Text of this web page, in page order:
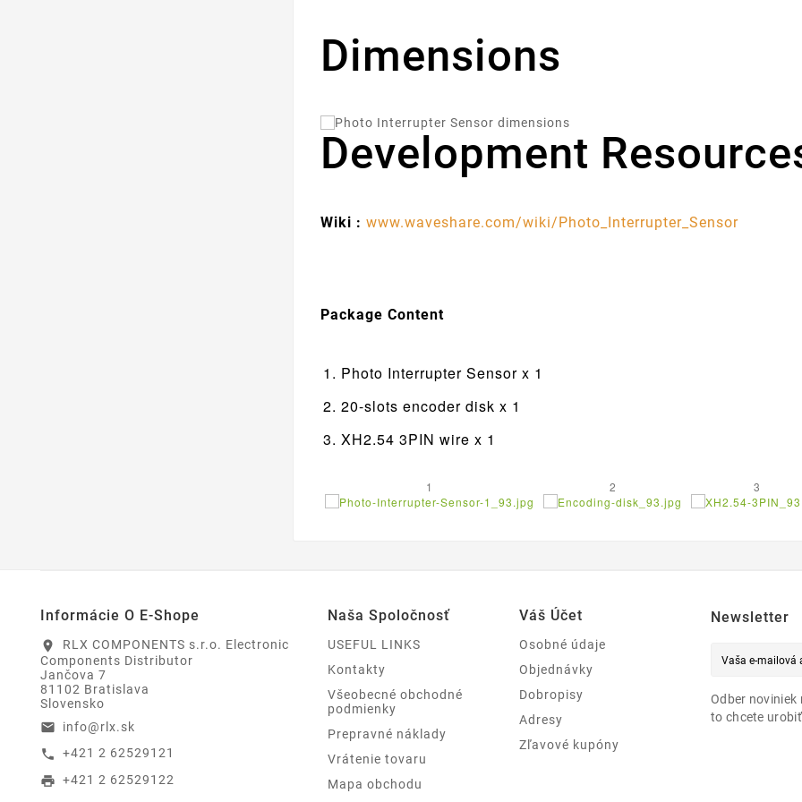
Dimensions
Development
Wiki :www.waveshare.com/wiki/Photo_Interrupter_Sensor
Package Content
Photo Interrupter Sensor x 1
20-slots encoder disk x 1
XH2.54 3PIN wire x 1
1 2 3
Informácie O E-Shope
location_on
RLX COMPONENTS s.r.o. Electronic
Components Distributor
Jančova 7
81102 Bratislava
Slovensko
email info@rlx.sk
call +421 2 62529121
print +421 2 62529122
Naša Spoločnosť
USEFUL LINKS
Kontakty
Všeobecné obchodné
podmienky
Prepravné náklady
Vrátenie tovaru
Mapa obchodu
Váš Účet
Osobné údaje
Objednávky
Dobropisy
Adresy
Zľavové kupóny
Newsletter
Odber noviniek
to chcete